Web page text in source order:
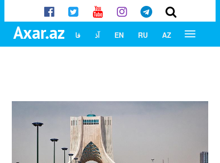
Axar.az AZ
RU
EN آذ فا